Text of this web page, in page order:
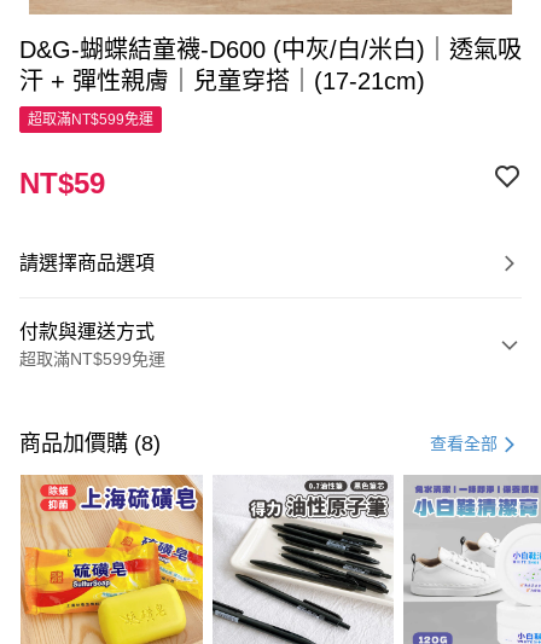
D&G-蝴蝶結童襪-D600 (中灰/白/米白)｜透氣吸
汗 + 彈性親膚｜兒童穿搭｜(17-21cm)
超取滿NT$599免運
NT$59
請選擇商品選項
付款與運送方式
超取滿NT$599免運
信用卡一次付款
超商取貨付款
LINE Pay
Apple Pay
街口支付
商品加價購 (8) 查看全部